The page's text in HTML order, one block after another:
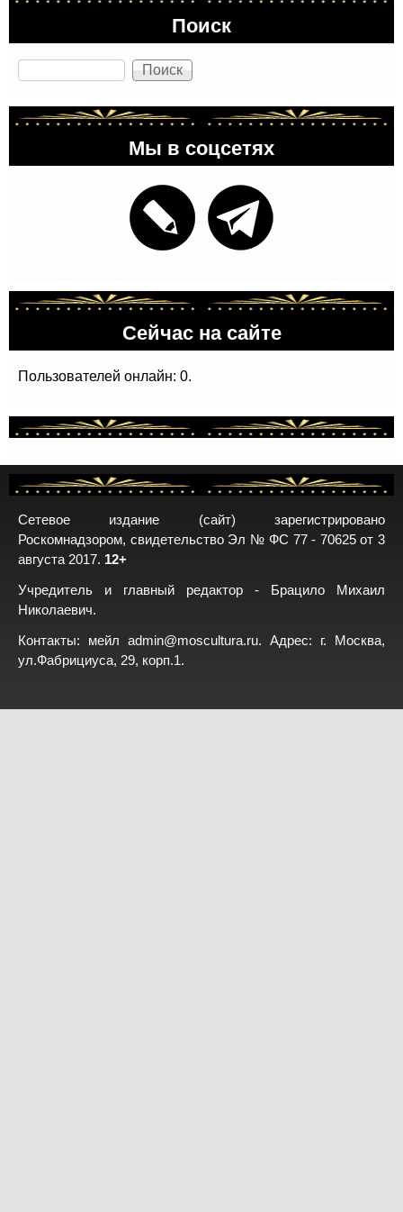
Поиск
Поиск
Мы в соцсетях
Сейчас на сайте
Пользователей онлайн: 0.
Сетевое издание (сайт) зарегистрировано
Роскомнадзором, свидетельство Эл № ФС 77 - 70625 от 3
августа 2017. 12+
Учредитель и главный редактор - Брацило Михаил
Николаевич.
Контакты: мейл admin@moscultura.ru. Адрес: г. Москва,
ул.Фабрициуса, 29, корп.1.